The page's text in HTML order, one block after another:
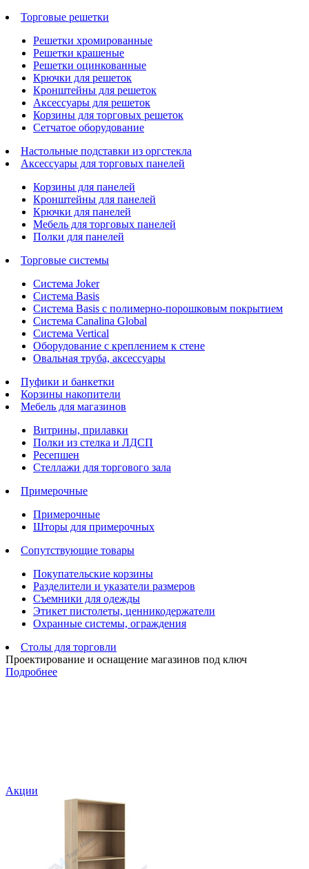
Торговые решетки
Решетки хромированные
Решетки крашеные
Решетки оцинкованные
Крючки для решеток
Кронштейны для решеток
Аксессуары для решеток
Корзины для торговых решеток
Сетчатое оборудование
Настольные подставки из оргстекла
Аксессуары для торговых панелей
Корзины для панелей
Кронштейны для панелей
Крючки для панелей
Мебель для торговых панелей
Полки для панелей
Торговые системы
Система Joker
Система Basis
Система Basis с полимерно-порошковым покрытием
Система Canalina Global
Система Vertical
Оборудование с креплением к стене
Овальная труба, аксессуары
Пуфики и банкетки
Корзины накопители
Мебель для магазинов
Витрины, прилавки
Полки из стелка и ЛДСП
Ресепшен
Стеллажи для торгового зала
Примерочные
Примерочные
Шторы для примерочных
Сопутствующие товары
Покупательские корзины
Разделители и указатели размеров
Съемники для одежды
Этикет пистолеты, ценникодержатели
Охранные системы, ограждения
Столы для торговли
Проектирование и оснащение магазинов под ключ
Подробнее
Акции